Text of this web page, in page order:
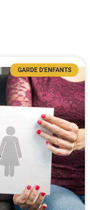
GARDE D'ENFANTS